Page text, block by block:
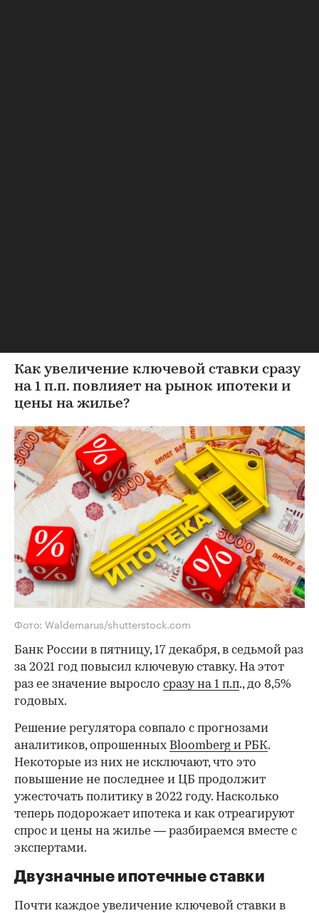
Как увеличение ключевой ставки сразу
на 1 п.п. повлияет на рынок ипотеки и
цены на жилье?
Фото: Waldemarus/shutterstock.com
Банк России в пятницу, 17 декабря, в седьмой раз
за 2021 год повысил ключевую ставку. На этот
раз ее значение выросло сразу на 1 п.п., до 8,5%
годовых.
Решение регулятора совпало с прогнозами
аналитиков, опрошенных Bloomberg и РБК.
Некоторые из них не исключают, что это
повышение не последнее и ЦБ продолжит
ужесточать политику в 2022 году. Насколько
теперь подорожает ипотека и как отреагируют
спрос и цены на жилье — разбираемся вместе с
экспертами.
Двузначные ипотечные ставки
Почти каждое увеличение ключевой ставки в